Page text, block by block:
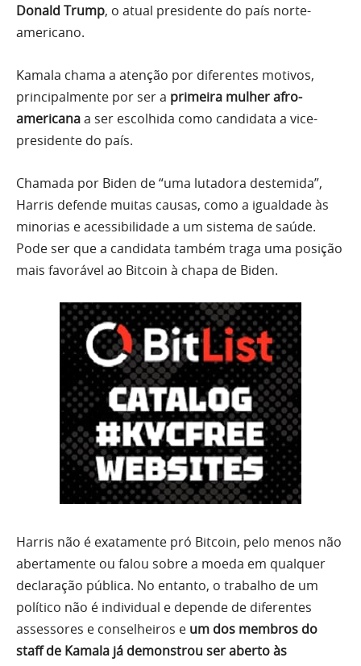
Donald Trump, o atual presidente do país norte-
americano.
Kamala chama a atenção por diferentes motivos,
principalmente por ser a primeira mulher afro-
americanaa ser escolhida como candidata a vice-
presidente do país.
Chamada por Biden de “uma lutadora destemida”,
Harris defende muitas causas, como a igualdade às
minorias e acessibilidade a um sistema de saúde.
Pode ser que a candidata também traga uma posição
mais favorável ao Bitcoin à chapa de Biden.
Harris não é exatamente pró Bitcoin, pelo menos não
abertamente ou falou sobre a moeda em qualquer
declaração pública. No entanto, o trabalho de um
político não é individual e depende de diferentes
assessores e conselheiros e um dos membros do
staff de Kamala já demonstrou ser aberto às